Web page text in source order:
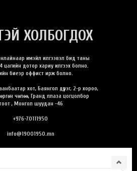
ХОЛБОГДОХ
онлайнаар имэйл илгээвэл бид таны
цагийн дотор хариу илгээх болно.
биеэр оффист ирж болно.
хот, Баянгол дүүрэг, 2-р хороо,
чөлөө, Гранд плаза цогцолбор
, Монгол шуудан -46
+976-70111950
info@19001950.mn